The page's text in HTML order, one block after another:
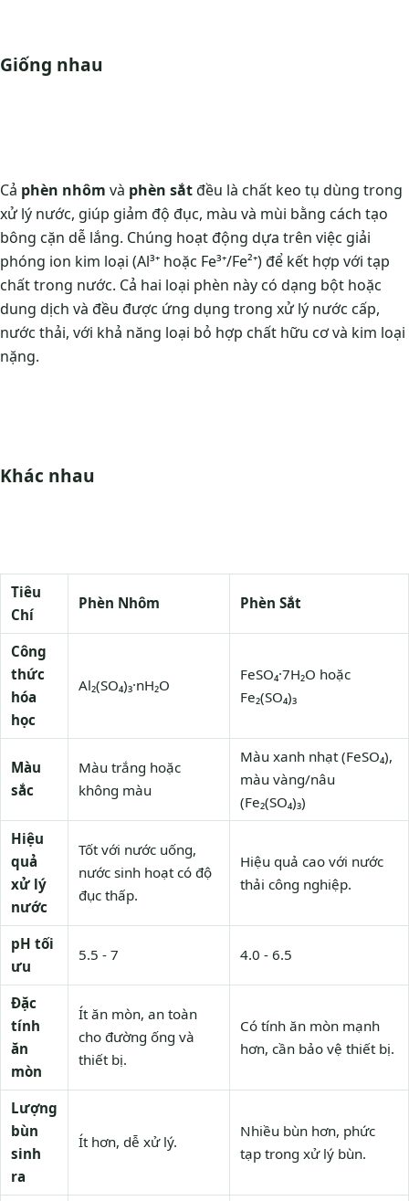
Giống nhau
Cả phèn nhôm và phèn sắtđều là chất keo tụ dùng trong
xử lý nước, giúp giảm độ đục, màu và mùi bằng cách tạo
bông cặn dễ lắng. Chúng hoạt động dựa trên việc giải
phóng ion kim loại (Al³⁺ hoặc Fe³⁺/Fe²⁺) để kết hợp với tạp
chất trong nước. Cả hai loại phèn này có dạng bột hoặc
dung dịch và đều được ứng dụng trong xử lý nước cấp,
nước thải, với khả năng loại bỏ hợp chất hữu cơ và kim loại
nặng.
Khác nhau
Tiêu
Chí
Phèn Nhôm Phèn Sắt
Công
thức
hóa
học
Al₂(SO₄)₃·nH₂O
FeSO₄·7H₂O hoặc
Fe₂(SO₄)₃
Màu
sắc
Màu trắng hoặc
không màu
Màu xanh nhạt (FeSO₄),
màu vàng/nâu
(Fe₂(SO₄)₃)
Hiệu
quả
xử lý
nước
Tốt với nước uống,
nước sinh hoạt có độ
đục thấp.
Hiệu quả cao với nước
thải công nghiệp.
pH tối
ưu
5.5 - 7 4.0 - 6.5
Đặc
tính
ăn
mòn
Ít ăn mòn, an toàn
cho đường ống và
thiết bị.
Có tính ăn mòn mạnh
hơn, cần bảo vệ thiết bị.
Lượng
bùn
sinh
ra
Ít hơn, dễ xử lý.
Nhiều bùn hơn, phức
tạp trong xử lý bùn.